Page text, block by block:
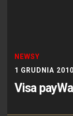
NEWSY
1 GRUDNIA 2010
Visa